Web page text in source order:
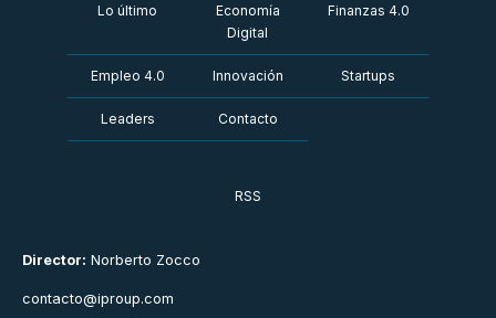
Director: Norberto Zocco
contacto@iproup.com
Lo último
Economía
Digital
Finanzas 4.0
Empleo 4.0 Innovación Startups
Leaders Contacto
RSS